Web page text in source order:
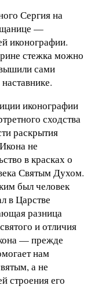
Сергия на
—
иконографии.
стежка можно
сами
иконографии
сходства
раскрытия
не
в красках о
Святым Духом.
был человек
в Царстве
разница
и отличия
— прежде
нам
а не
строения его